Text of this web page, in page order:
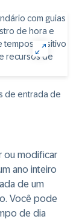
de entrada de
ou modificar
ano inteiro
de um
Você pode
de dia